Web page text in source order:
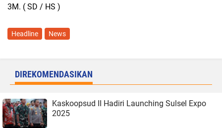
3M. ( SD / HS )
Headline News
DIREKOMENDASIKAN
Kaskoopsud II Hadiri Launching Sulsel Expo
2025